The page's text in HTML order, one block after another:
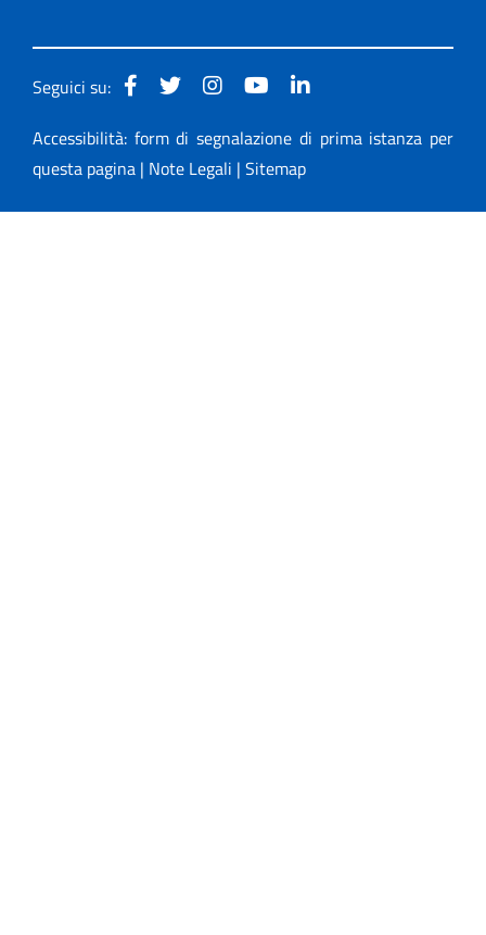
Seguici su:
Accessibilità: form di segnalazione di prima istanza per
questa pagina | Note Legali | Sitemap